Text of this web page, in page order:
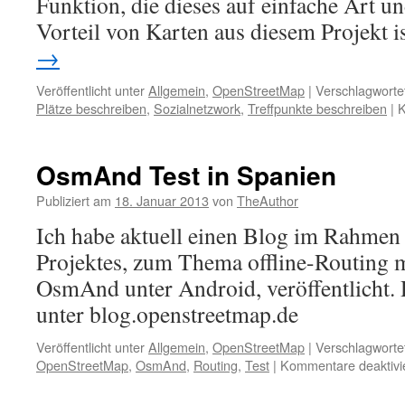
Vorteil von Karten aus diesem
→
Veröffentlicht unterAllgemein, OpenStreetMap |
Plätze beschreiben, Sozialnetzwork, Treffpunkte beschreiben |
OsmAnd Test in Spanien
Publiziert am 18. Januar 2013 von TheAuthor
Ich habe aktuell einen Blog im
Projektes, zum Thema offline-Routing
OsmAnd unter Android, veröffentlicht.
unter blog.openstreetmap.de
Veröffentlicht unterAllgemein, OpenStreetMap |
OpenStreetMap, OsmAnd, Routing, Test | Kommentare